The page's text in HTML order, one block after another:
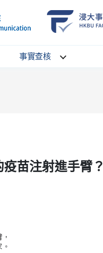
School
Communication
事實查核
疫苗注射進手臂？